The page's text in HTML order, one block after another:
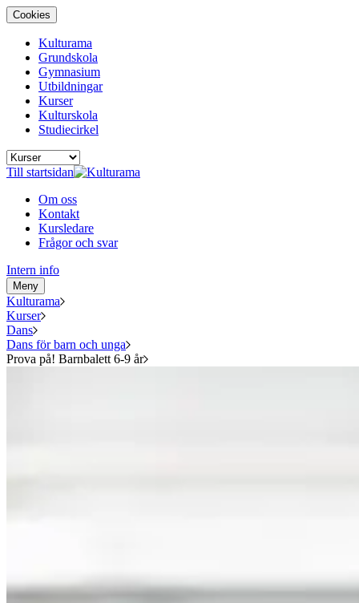
Cookies
Kulturama
Grundskola
Gymnasium
Utbildningar
Kurser
Kulturskola
Studiecirkel
Till startsidan
Om oss
Kontakt
Kursledare
Frågor och svar
Intern info
Meny
Kulturama
Kurser
Dans
Dans för barn och unga
Prova på! Barnbalett 6-9 år